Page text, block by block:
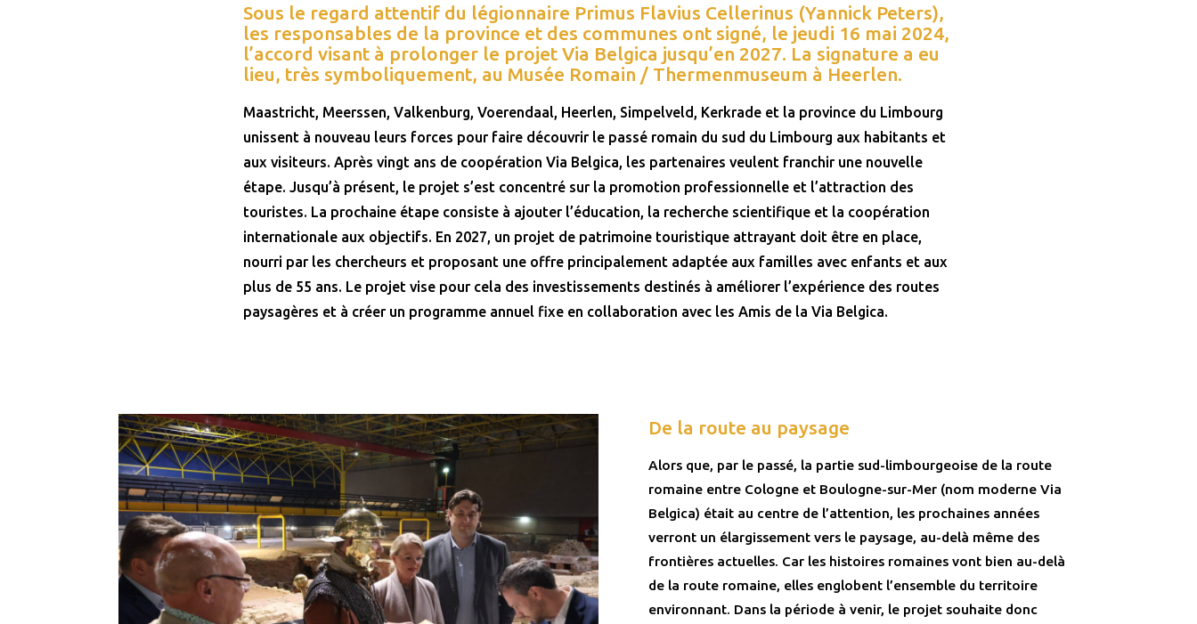
Sous le regard attentif du légionnaire Primus Flavius Cellerinus (Yannick Peters),
les responsables de la province et des communes ont signé, le jeudi 16 mai 2024,
l’accord visant à prolonger le projet Via Belgica jusqu’en 2027. La signature a eu
lieu, très symboliquement, au Musée Romain / Thermenmuseum à Heerlen.
Maastricht, Meerssen, Valkenburg, Voerendaal, Heerlen, Simpelveld, Kerkrade et la province du Limbourg
unissent à nouveau leurs forces pour faire découvrir le passé romain du sud du Limbourg aux habitants et
aux visiteurs. Après vingt ans de coopération Via Belgica, les partenaires veulent franchir une nouvelle
étape. Jusqu’à présent, le projet s’est concentré sur la promotion professionnelle et l’attraction des
touristes. La prochaine étape consiste à ajouter l’éducation, la recherche scientifique et la coopération
internationale aux objectifs. En 2027, un projet de patrimoine touristique attrayant doit être en place,
nourri par les chercheurs et proposant une offre principalement adaptée aux familles avec enfants et aux
plus de 55 ans. Le projet vise pour cela des investissements destinés à améliorer l’expérience des routes
paysagères et à créer un programme annuel fixe en collaboration avec les Amis de la Via Belgica.
De la route au paysage
Alors que, par le passé, la partie sud-limbourgeoise de la route
romaine entre Cologne et Boulogne-sur-Mer (nom moderne Via
Belgica) était au centre de l’attention, les prochaines années
verront un élargissement vers le paysage, au-delà même des
frontières actuelles. Car les histoires romaines vont bien au-delà
de la route romaine, elles englobent l’ensemble du territoire
environnant. Dans la période à venir, le projet souhaite donc